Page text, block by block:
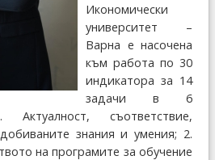
Икономически
университет –
Варна е насочена
към работа по 30
индикатора за 14
задачи в 6
съответствие,
знания и умения; 2.
на програмите за обучение